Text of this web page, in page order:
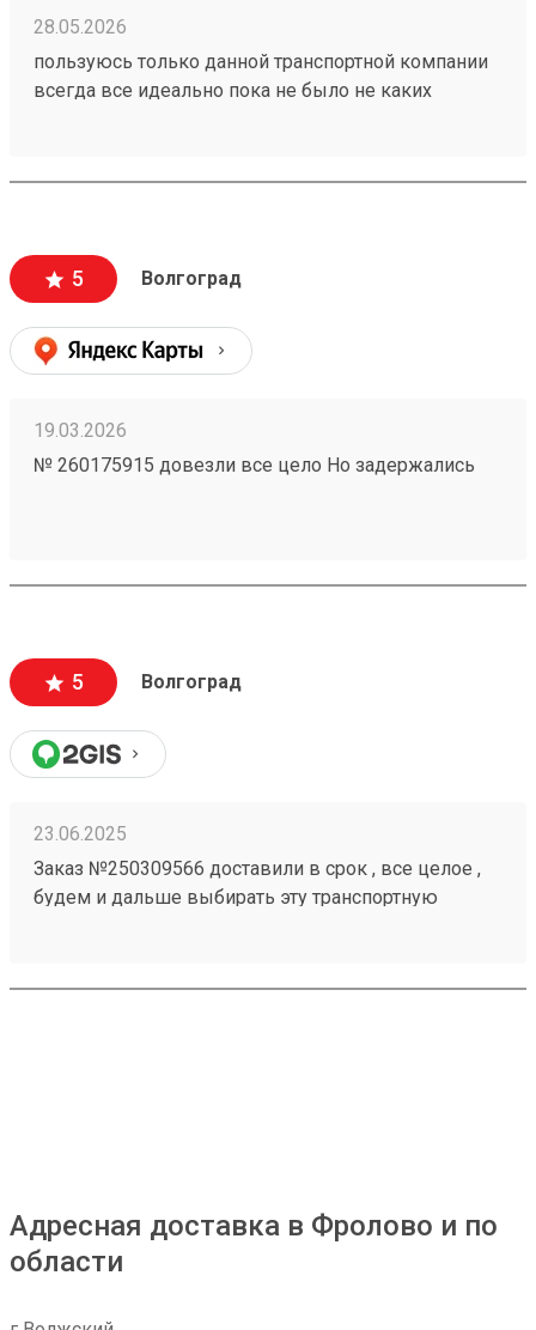
28.05.2026
пользуюсь только данной транспортной компании
всегда все идеально пока не было не каких
5 Волгоград
19.03.2026
№ 260175915 довезли все цело Но задержались
5 Волгоград
23.06.2025
Заказ №250309566 доставили в срок , все целое ,
будем и дальше выбирать эту транспортную
Адресная доставка в Фролово и по
области